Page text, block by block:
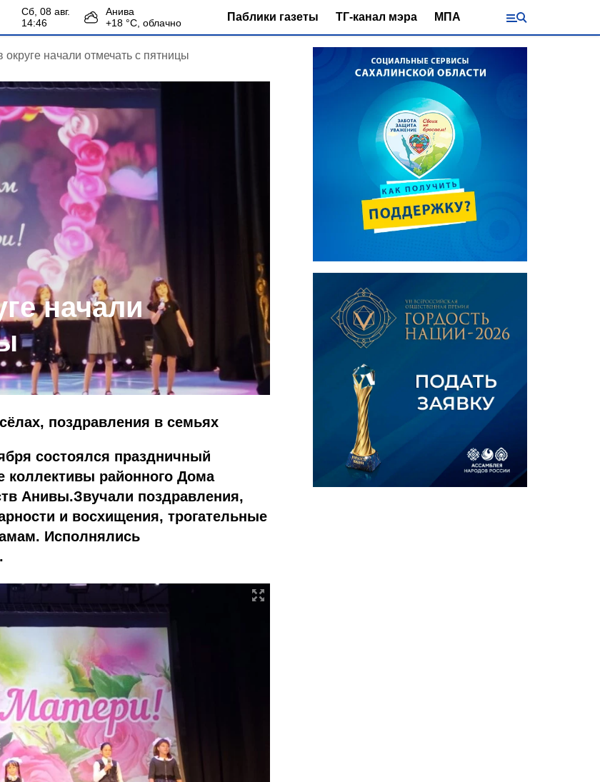
сб, 08 авг.
14:46
Анива
+18 °С, облачно Паблики газеты ТГ-канал мэра МПА
начали отмечать с пятницы
начали
поздравления в семьях
состоялся праздничный
коллективы районного Дома
Анивы.Звучали поздравления,
и восхищения, трогательные
Исполнялись